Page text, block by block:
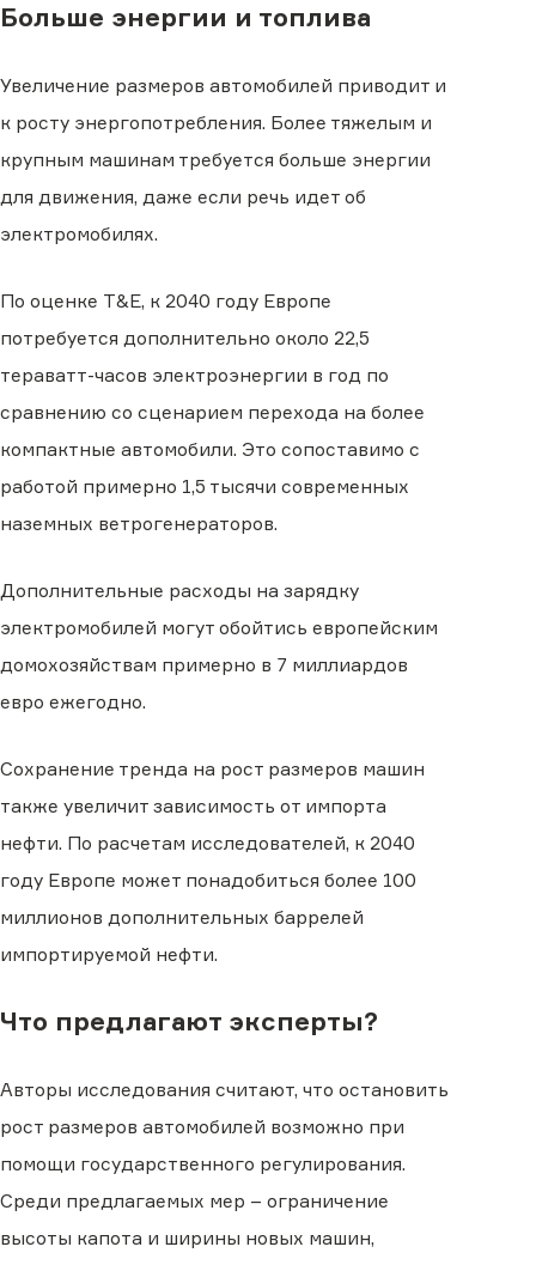
Больше энергии и топлива
Увеличение размеров автомобилей приводит и
к росту энергопотребления. Более тяжелым и
крупным машинам требуется больше энергии
для движения, даже если речь идет об
электромобилях.
По оценке T&E, к 2040 году Европе
потребуется дополнительно около 22,5
тераватт-часов электроэнергии в год по
сравнению со сценарием перехода на более
компактные автомобили. Это сопоставимо с
работой примерно 1,5 тысячи современных
наземных ветрогенераторов.
Дополнительные расходы на зарядку
электромобилей могут обойтись европейским
домохозяйствам примерно в 7 миллиардов
евро ежегодно.
Сохранение тренда на рост размеров машин
также увеличит зависимость от импорта
нефти. По расчетам исследователей, к 2040
году Европе может понадобиться более 100
миллионов дополнительных баррелей
импортируемой нефти.
Что предлагают эксперты?
Авторы исследования считают, что остановить
рост размеров автомобилей возможно при
помощи государственного регулирования.
Среди предлагаемых мер – ограничение
высоты капота и ширины новых машин,